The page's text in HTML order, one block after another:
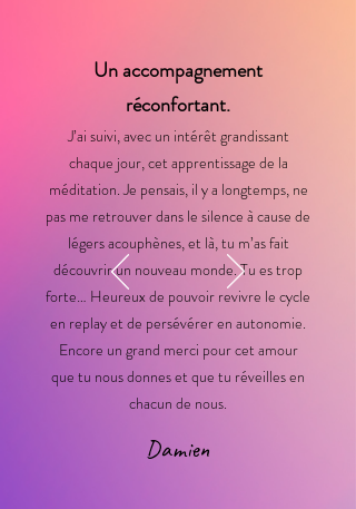
Un accompagnement
réconfortant.
J’ai suivi, avec un intérêt grandissant
chaque jour, cet apprentissage de la
méditation. Je pensais, il y a longtemps, ne
pas me retrouver dans le silence à cause de
légers acouphènes, et là, tu m’as fait
découvrir un nouveau monde. Tu es trop
forte… Heureux de pouvoir revivre le cycle
en replay et de persévérer en autonomie.
Encore un grand merci pour cet amour
que tu nous donnes et que tu réveilles en
chacun de nous.
Damien